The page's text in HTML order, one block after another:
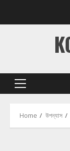
Primary
Home উপন্যাস